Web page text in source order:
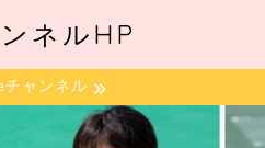
ネルHP
チャンネル